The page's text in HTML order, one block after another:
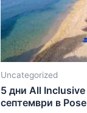
Uncategorized
5 дни All
септември в